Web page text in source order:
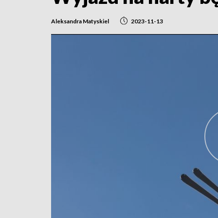
Aleksandra Matyskiel 2023-11-13